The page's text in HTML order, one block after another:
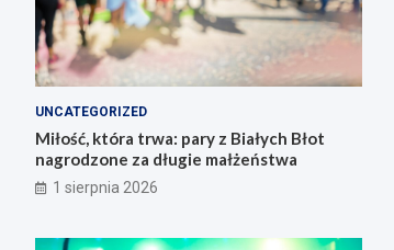
UNCATEGORIZED
Miłość, która trwa: pary z Białych Błot
nagrodzone za długie małżeństwa
1 sierpnia 2026